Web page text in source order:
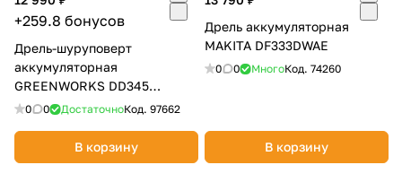
+259.8 бонусов
Дрель-шуруповерт
аккумуляторная
GREENWORKS DD345
3708307CUB
0 0 ДостаточноКод. 97662
В корзину
Дрель аккумуляторная
MAKITA DF333DWAE
0 0 МногоКод. 74260
В корзину